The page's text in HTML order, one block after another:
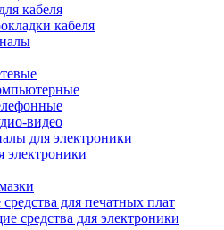
кабеля
кабеля
видео
для электроники
электроники
для печатных плат
средства для электроники